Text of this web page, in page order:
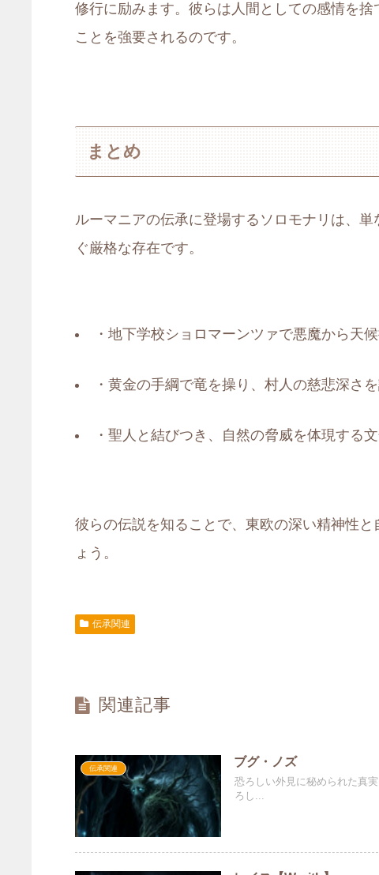
修行に励みます。彼らは人間としての感情を
ことを強要されるのです。
まとめ
ルーマニアの伝承に登場するソロモナリは、
ぐ厳格な存在です。
・地下学校ショロマーンツァで悪魔から天
・黄金の手綱で竜を操り、村人の慈悲深さ
・聖人と結びつき、自然の脅威を体現する
彼らの伝説を知ることで、東欧の深い精神性
ょう。
伝承関連
関連記事
伝承関連 ブグ・ノズ
恐ろしい外見に秘められた真
ろし...